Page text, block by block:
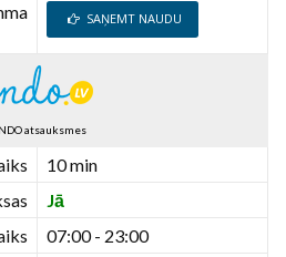
SAŅEMT NAUDU
atsauksmes
10 min
Jā
07:00 - 23:00